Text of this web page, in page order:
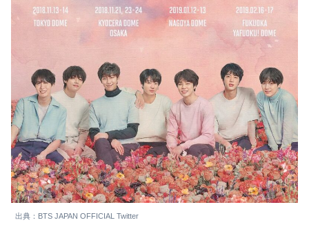
出典：BTS JAPAN OFFICIAL Twitter